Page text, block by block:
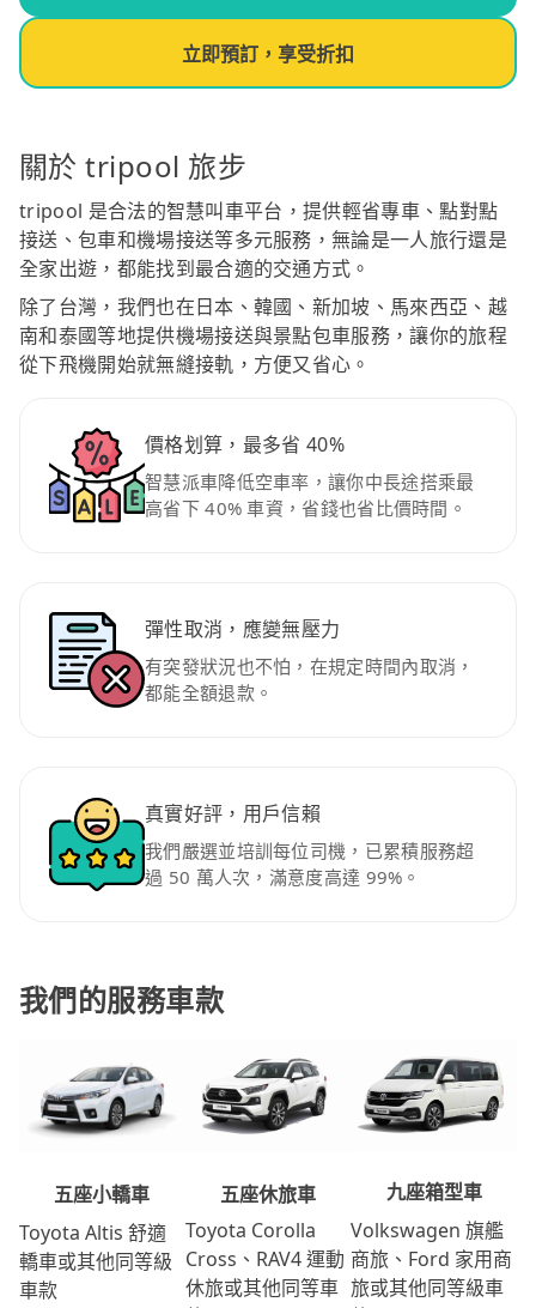
立即預訂，享受折扣
關於 tripool 旅步
tripool 是合法的智慧叫車平台，提供輕省專車、點對點
接送、包車和機場接送等多元服務，無論是一人旅行還是
全家出遊，都能找到最合適的交通方式。
除了台灣，我們也在日本、韓國、新加坡、馬來西亞、越
南和泰國等地提供機場接送與景點包車服務，讓你的旅程
從下飛機開始就無縫接軌，方便又省心。
價格划算，最多省 40%
智慧派車降低空車率，讓你中長途搭乘最
高省下 40% 車資，省錢也省比價時間。
彈性取消，應變無壓力
有突發狀況也不怕，在規定時間內取消，
都能全額退款。
真實好評，用戶信賴
我們嚴選並培訓每位司機，已累積服務超
過 50 萬人次，滿意度高達 99%。
我們的服務車款
五座小轎車
Toyota Altis 舒適
轎車或其他同等級
車款
五座休旅車
Toyota Corolla
Cross、RAV4 運動
休旅或其他同等車
九座箱型車
Volkswagen 旗艦
商旅、Ford 家用商
旅或其他同等級車